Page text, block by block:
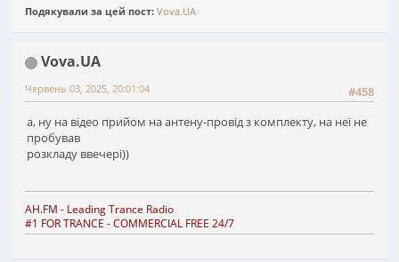
Подякували за цей пост: Vova.UA
Vova.UA
#458
Червень 03, 2025, 20:01:04
а, ну на відео прийом на антену-провід з комплекту, на неї не
пробував
розкладу ввечері))
AH.FM - Leading Trance Radio
#1 FOR TRANCE - COMMERCIAL FREE 24/7